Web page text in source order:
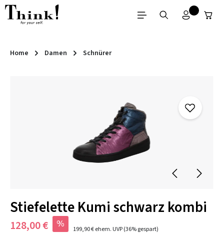
Zum Hauptinhalt springen
Home Damen Schnürer
Stiefelette Kumi schwarz kombi
128,00 € % 199,90 €ehem. UVP(36% gespart)